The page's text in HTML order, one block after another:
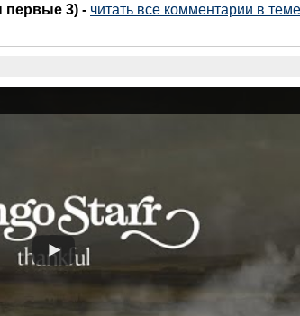
первые 3) - читать все комментарии в